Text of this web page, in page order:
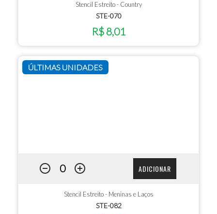
Stencil Estreito - Country
STE-070
R$ 8,01
ÚLTIMAS UNIDADES
ADICIONAR
Stencil Estreito - Meninas e Laços
STE-082